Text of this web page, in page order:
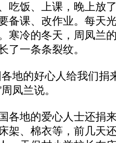
吃饭、上课，晚上放
备课、改作业。每天
寒冷的冬天，周凤兰
了一条条裂纹。
的好心人给我们捐
凤兰说。
地的爱心人士还捐
架、棉衣等，前几天